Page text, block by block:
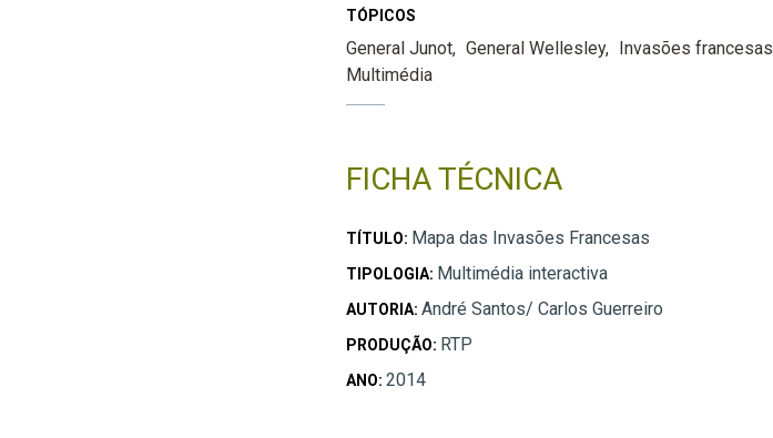
TÓPICOS
General Junot General Wellesley Invasões francesas
Multimédia
FICHA TÉCNICA
TÍTULO: Mapa das Invasões Francesas
TIPOLOGIA: Multimédia interactiva
AUTORIA: André Santos/ Carlos Guerreiro
PRODUÇÃO: RTP
ANO: 2014